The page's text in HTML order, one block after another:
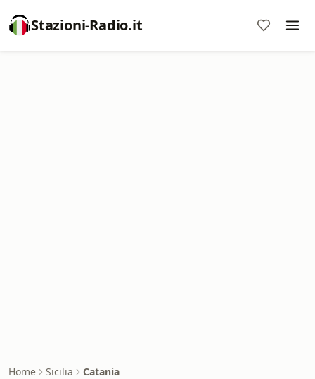
Stazioni-Radio.it
Home Sicilia Catania